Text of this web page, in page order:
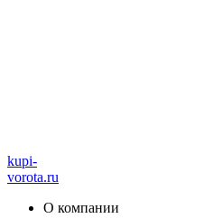
kupi-
vorota.ru
О компании